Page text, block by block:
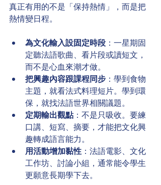
真正有用的不是「保持熱情」，而是把
熱情變日程。
為文化輸入設固定時段：一星期固
定聽法語歌曲、看片段或讀短文，
而不是心血來潮才做。
把興趣內容跟課程同步 ：學到食物
主題，就看法式料理短片。學到環
保，就找法語世界相關議題。
定期輸出觀點：不是只吸收。要練
口講、短寫、摘要，才能把文化興
趣轉成語言能力。
用活動增加黏性：法語電影、文化
工作坊、討論小組，通常能令學生
更願意長期學下去。